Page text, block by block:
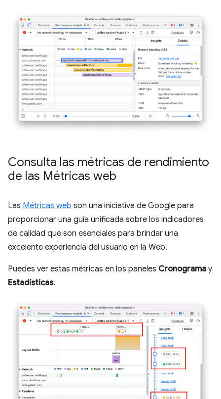
Consulta las métricas de rendimiento
de las Métricas web
Las Métricas web son una iniciativa de Google para
proporcionar una guía unificada sobre los indicadores
de calidad que son esenciales para brindar una
excelente experiencia del usuario en la Web.
Puedes ver estas métricas en los paneles Cronograma y
Estadísticas.